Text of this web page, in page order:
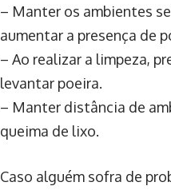
– Manter os ambientes
aumentar a presença de
– Ao realizar a limpeza,
levantar poeira.
– Manter distância de
queima de lixo.
Caso alguém sofra de